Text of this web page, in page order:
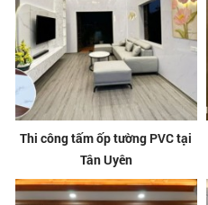
Thi công tấm ốp tường PVC tại
Tân Uyên